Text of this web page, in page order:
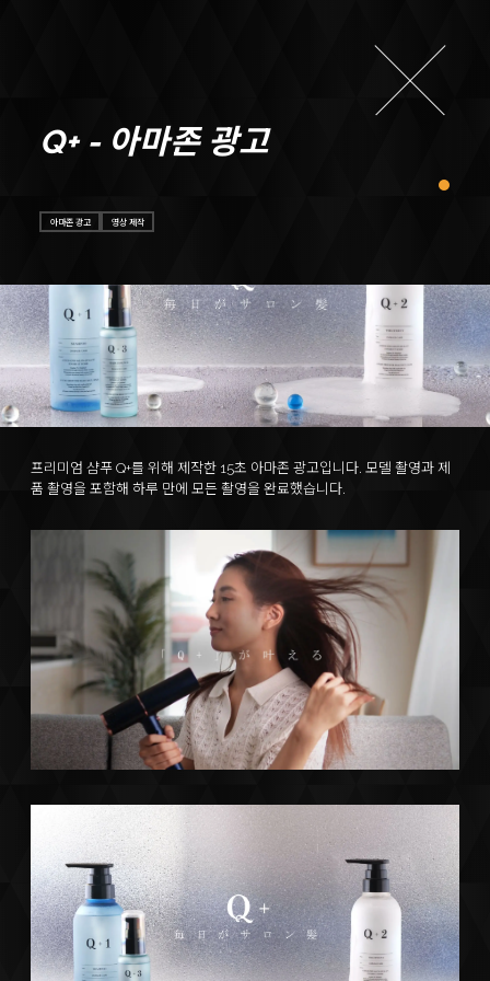
ABOUT
CONTACT
Q+ - 아마존 광고
아마존 광고 영상 제작
프리미엄 샴푸 Q+를 위해 제작한 15초 아마존 광고입니다. 모델 촬영과 제
품 촬영을 포함해 하루 만에 모든 촬영을 완료했습니다.